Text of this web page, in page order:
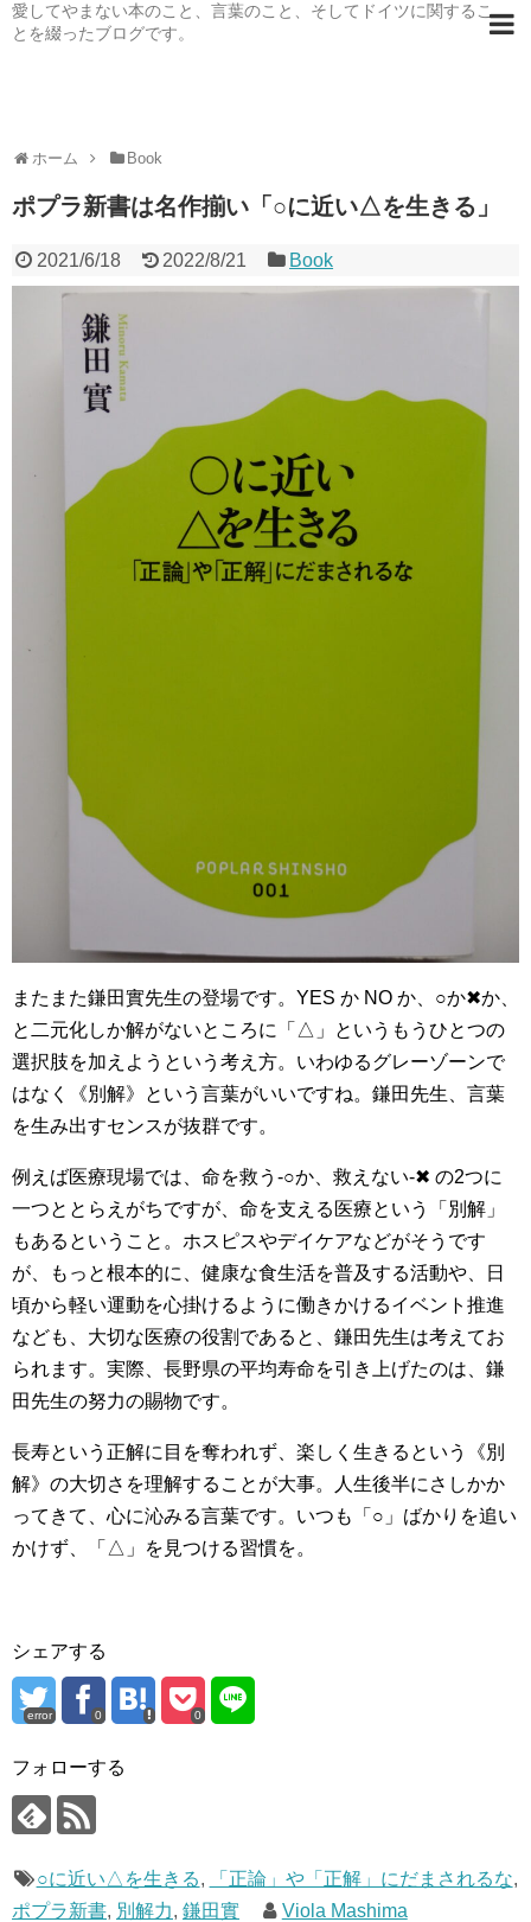
愛してやまない本のこと、言葉のこと、そしてドイツに関するこ
とを綴ったブログです。
ホーム Book
ポプラ新書は名作揃い「○に近い△を生きる」
2021/6/18 2022/8/21 Book
またまた鎌田實先生の登場です。YES か NO か、○か✖か、
と二元化しか解がないところに「△」というもうひとつの
選択肢を加えようという考え方。いわゆるグレーゾーンで
はなく《別解》という言葉がいいですね。鎌田先生、言葉
を生み出すセンスが抜群です。
例えば医療現場では、命を救う-○か、救えない-✖ の2つに
一つととらえがちですが、命を支える医療という「別解」
もあるということ。ホスピスやデイケアなどがそうです
が、もっと根本的に、健康な食生活を普及する活動や、日
頃から軽い運動を心掛けるように働きかけるイベント推進
なども、大切な医療の役割であると、鎌田先生は考えてお
られます。実際、長野県の平均寿命を引き上げたのは、鎌
田先生の努力の賜物です。
長寿という正解に目を奪われず、楽しく生きるという《別
解》の大切さを理解することが大事。人生後半にさしかか
ってきて、心に沁みる言葉です。いつも「○」ばかりを追い
かけず、「△」を見つける習慣を。
シェアする
error 0 0
フォローする
○に近い△を生きる, 「正論」や「正解」にだまされるな,
ポプラ新書, 別解力, 鎌田實 Viola Mashima